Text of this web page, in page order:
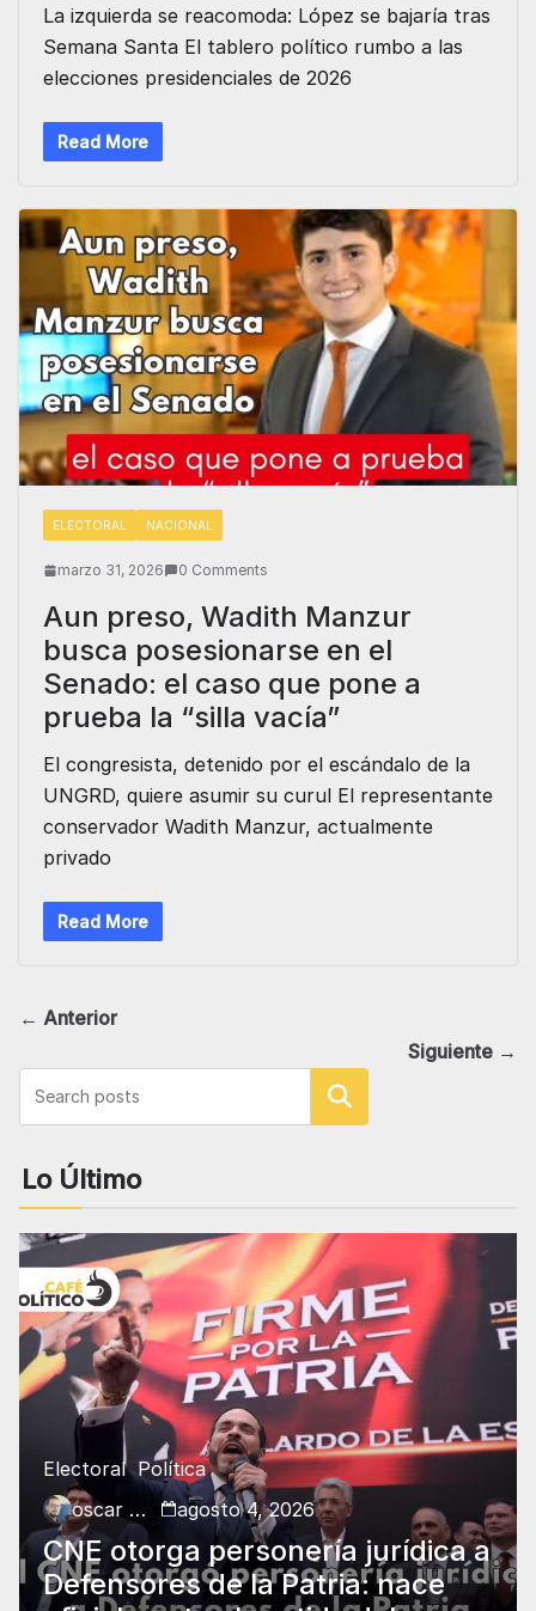
La izquierda se reacomoda: López se bajaría tras
Semana Santa El tablero político rumbo a las
elecciones presidenciales de 2026
Read More
ELECTORAL NACIONAL
marzo 31, 2026 0 Comments
Aun preso, Wadith Manzur
busca posesionarse en el
Senado: el caso que pone a
prueba la “silla vacía”
El congresista, detenido por el escándalo de la
UNGRD, quiere asumir su curul El representante
conservador Wadith Manzur, actualmente
privado
Read More
← Anterior
Siguiente →
Buscar
Lo Último
Electoral Política
oscar charry
agosto 4, 2026
CNE otorga personería jurídica a
Defensores de la Patria: nace